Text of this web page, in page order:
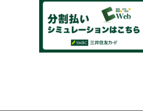
金管アンサンブル
木管アンサンブル
オカリナ